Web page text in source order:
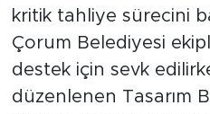
kritik tahliye sürecini
Çorum Belediyesi
destek için sevk
düzenlenen Tasarım